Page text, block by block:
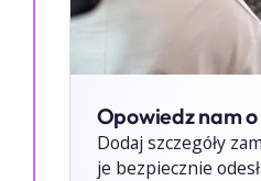
Opowiedz nam
Dodaj szczegóły
je bezpiecznie